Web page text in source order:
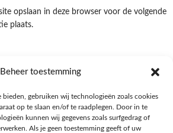
Beheer toestemming
bieden, gebruiken wij technologieën zoals cookies
op te slaan en/of te raadplegen. Door in te
kunnen wij gegevens zoals surfgedrag of
Als je geen toestemming geeft of uw
opslaan in deze browser voor de volgende
plaats.
keuzes van Albert Heijn, verrijk je
blogs over het keto-dieet, en deel jouw